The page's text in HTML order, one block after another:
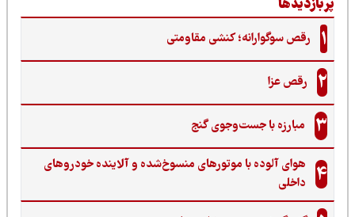
رقص سوگوارانه؛ کنشی مقاومتی
رقص عزا
مبارزه با جست‌وجوی گنج‌
هوای آلوده با موتورهای منسوخ‌شده و آلاینده خودروهای
داخلی